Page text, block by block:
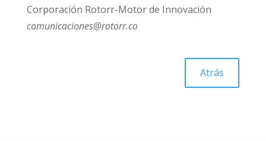
Corporación Rotorr-Motor de Innovación
comunicaciones@rotorr.co
Atrás